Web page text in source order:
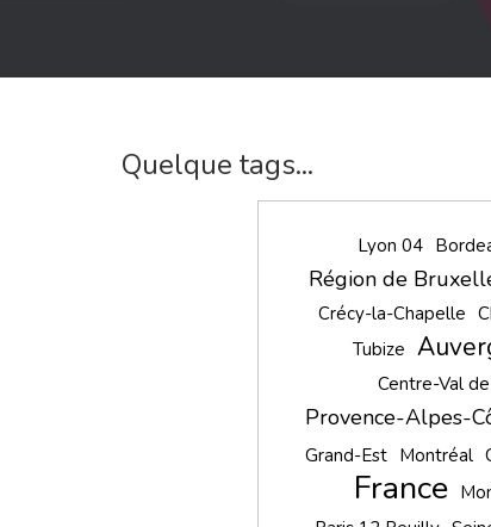
Quelque tags...
Lyon 04
Région de
Crécy-la-Chapelle
Tubize
Centre-Val
Provence-Alpes-
Grand-Est Montréal
France